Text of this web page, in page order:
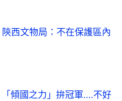
西文物局：不在保護區內
傾國之力」拚冠軍....不好